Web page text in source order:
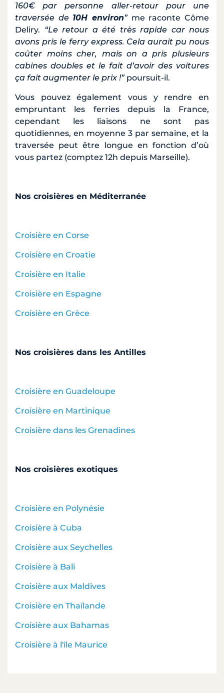
160€ par personne aller-retour pour une
traversée de 10H environ”me raconte Côme
Deliry. “Le retour a été très rapide car nous
avons pris le ferry express. Cela aurait pu nous
coûter moins cher, mais on a pris plusieurs
cabines doubles et le fait d’avoir des voitures
ça fait augmenter le prix !”poursuit-il.
Vous pouvez également vous y rendre en
empruntant les ferries depuis la France,
cependant les liaisons ne sont pas
quotidiennes, en moyenne 3 par semaine, et la
traversée peut être longue en fonction d’où
vous partez (comptez 12h depuis Marseille).
Nos croisières en Méditerranée
Croisière en Corse
Croisière en Croatie
Croisière en Italie
Croisière en Espagne
Croisière en Grèce
Nos croisières dans les Antilles
Croisière en Guadeloupe
Croisière en Martinique
Croisière dans les Grenadines
Nos croisières exotiques
Croisière en Polynésie
Croisière à Cuba
Croisière aux Seychelles
Croisière à Bali
Croisière aux Maldives
Croisière en Thaïlande
Croisière aux Bahamas
Croisière à l'île Maurice